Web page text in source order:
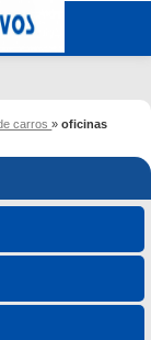
carros»oficinas